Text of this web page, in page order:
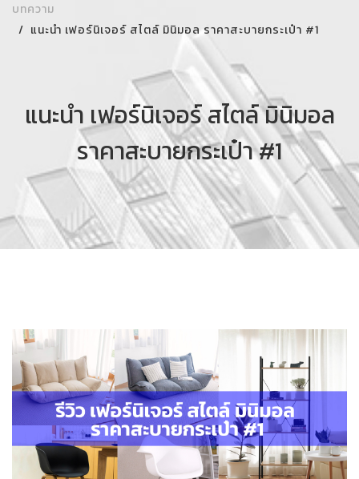
บทความ
แนะนำ เฟอร์นิเจอร์ สไตล์ มินิมอล ราคาสะบายกระเป๋า #1
แนะนำ เฟอร์นิเจอร์ สไตล์ มินิมอล
ราคาสะบายกระเป๋า #1